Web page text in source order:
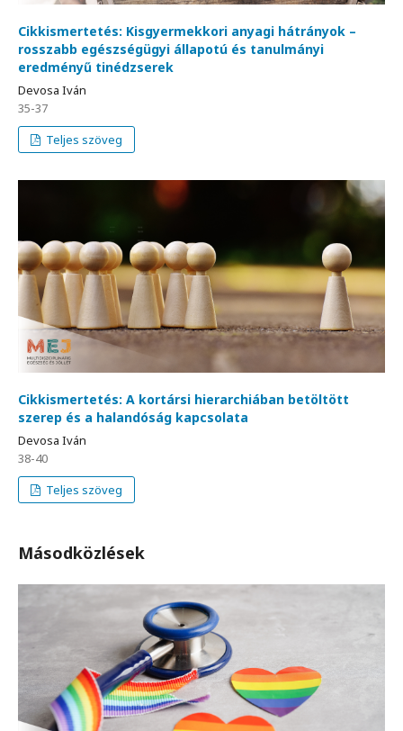
Cikkismertetés: Kisgyermekkori anyagi hátrányok –
rosszabb egészségügyi állapotú és tanulmányi
eredményű tinédzserek
Devosa Iván
35-37
Teljes szöveg
Cikkismertetés: A kortársi hierarchiában betöltött
szerep és a halandóság kapcsolata
Devosa Iván
38-40
Teljes szöveg
Másodközlések